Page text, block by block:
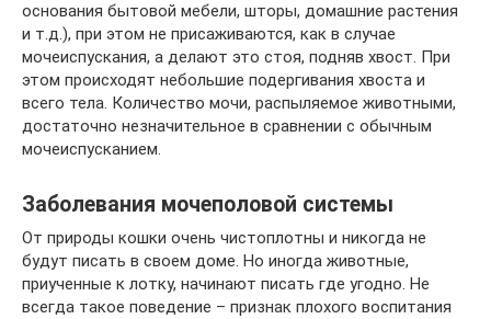
основания бытовой мебели, шторы, домашние растения
и т.д.), при этом не присаживаются, как в случае
мочеиспускания, а делают это стоя, подняв хвост. При
этом происходят небольшие подергивания хвоста и
всего тела. Количество мочи, распыляемое животными,
достаточно незначительное в сравнении с обычным
мочеиспусканием.
Заболевания мочеполовой системы
От природы кошки очень чистоплотны и никогда не
будут писать в своем доме. Но иногда животные,
приученные к лотку, начинают писать где угодно. Не
всегда такое поведение – признак плохого воспитания